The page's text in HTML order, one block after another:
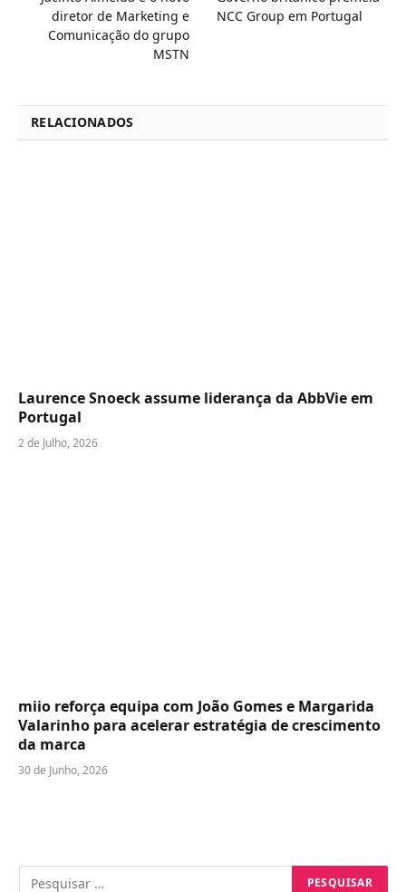
diretor de Marketing e
Comunicação do grupo
MSTN
NCC Group em Portugal
RELACIONADOS
Laurence Snoeck assume liderança da AbbVie em
Portugal
2 de Julho, 2026
miio reforça equipa com João Gomes e Margarida
Valarinho para acelerar estratégia de crescimento
da marca
30 de Junho, 2026